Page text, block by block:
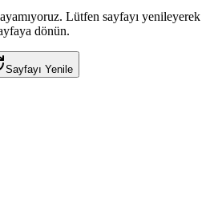
Lütfen sayfayı yenileyerek
dönün.
Sayfayı Yenile